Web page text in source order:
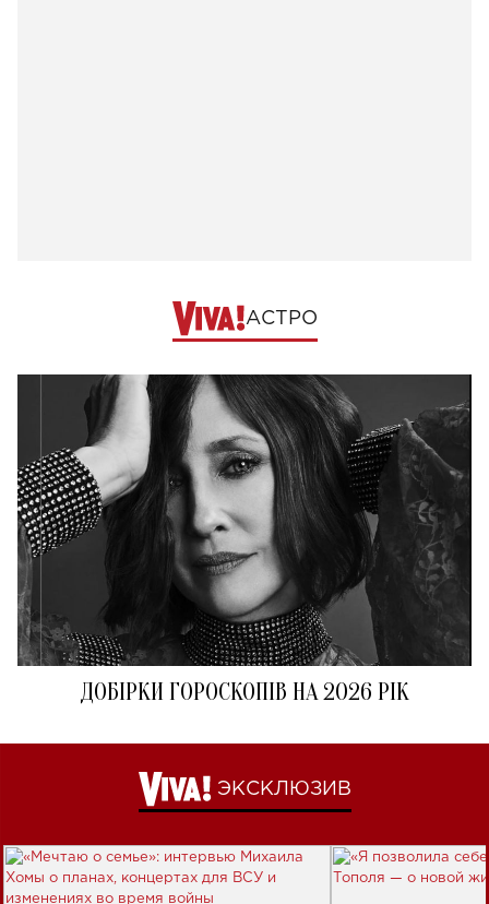
АСТРО
ДОБІРКИ ГОРОСКОПІВ НА 2026 РІК
ЭКСКЛЮЗИВ